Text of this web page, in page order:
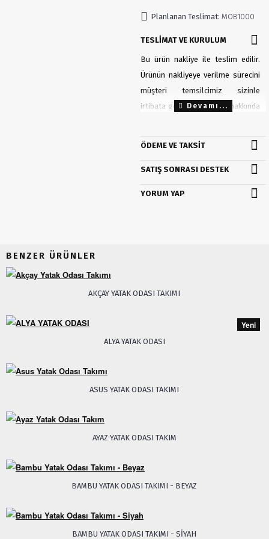
Planlanan Teslimat: MOB1000
TESLIMAT VE KURULUM
Bu ürün nakliye ile teslim edilir.
Ürünün nakliyeye verilme sürecini
müşteri temsilcimiz sizinle
irtibata geçerek teslimat hakkında
bilgilendirecektir.
Tahmini teslimat süresi:20 - 25
gün. (Ürün stokta ise 1 - 3 gün
aralığında teslimat yapılır). Ürün
ÖDEME VE TAKSIT
SATIŞ SONRASI DESTEK
YORUM YAP
BENZER ÜRÜNLER
AKÇAY YATAK ODASI TAKIMI
Yeni
ALYA YATAK ODASI
ASUS YATAK ODASI TAKIMI
AYAZ YATAK ODASI TAKIM
BAMBU YATAK ODASI TAKIMI - BEYAZ
BAMBU YATAK ODASI TAKIMI - SIYAH